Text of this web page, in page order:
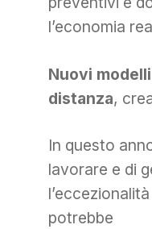
l’economia
Nuovi
distanza,
In questo
lavorare e di
potrebbe